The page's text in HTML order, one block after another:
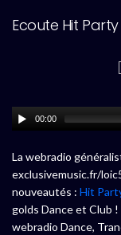
Ecoute Hit Party
00:00
La webradio
exclusivemusic.fr/
nouveautés : Hit
golds Dance et Club
webradio Dance,